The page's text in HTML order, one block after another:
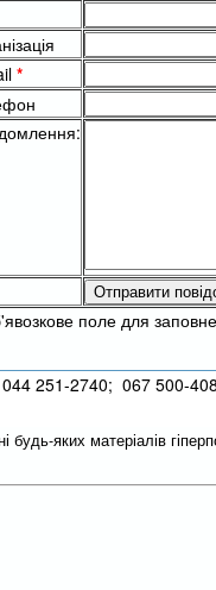
*
поле для
044 251-2740; 067 500-
будь-яких матеріалів